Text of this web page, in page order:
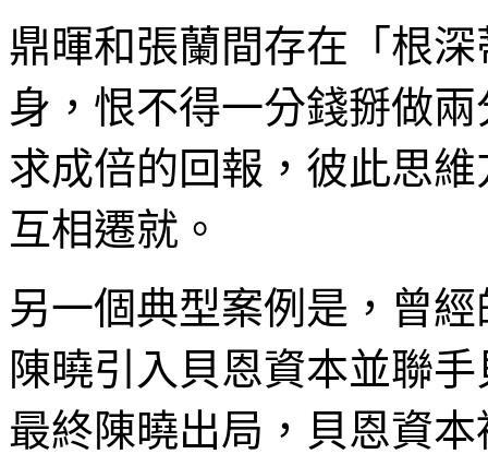
鼎暉和張蘭間存在「根
身，恨不得一分錢掰做
求成倍的回報，彼此思
互相遷就。
另一個典型案例是，曾
陳曉引入貝恩資本並聯
最終陳曉出局，貝恩資